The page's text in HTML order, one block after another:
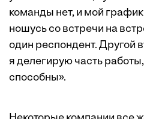
команды нет, и мой
ношусь со встречи на
один респондент. Другой
я делегирую часть
способны».